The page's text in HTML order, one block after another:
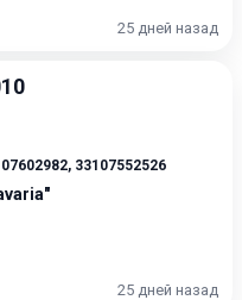
25 дней назад
, 33107552526
25 дней назад